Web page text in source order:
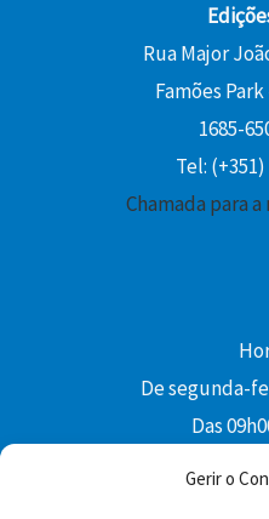
Gerir o
Rua Major
Famões
1685-
Tel: (+351)
Chamada para
De segunda-
Das